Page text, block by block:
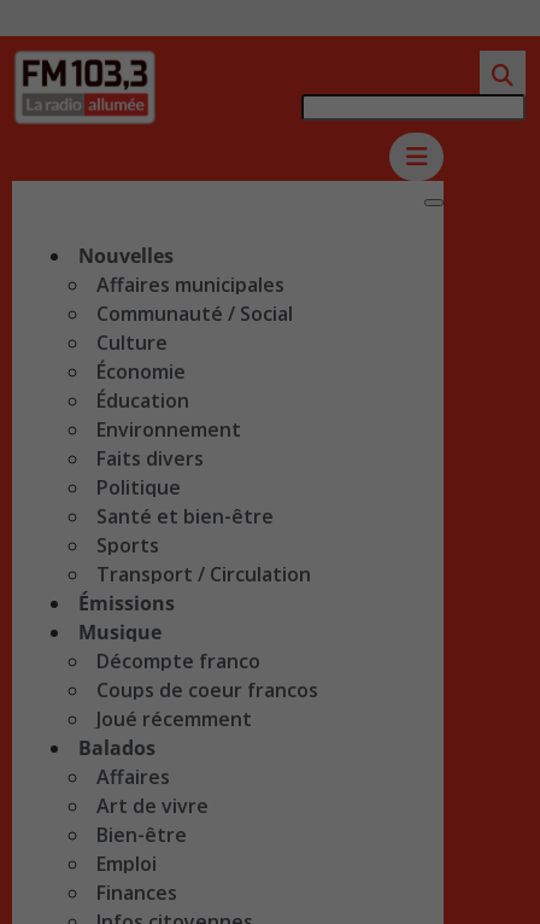
Nouvelles
Affaires municipales
Communauté / Social
Culture
Économie
Éducation
Environnement
Faits divers
Politique
Santé et bien-être
Sports
Transport / Circulation
Émissions
Musique
Décompte franco
Coups de coeur francos
Joué récemment
Balados
Affaires
Art de vivre
Bien-être
Emploi
Finances